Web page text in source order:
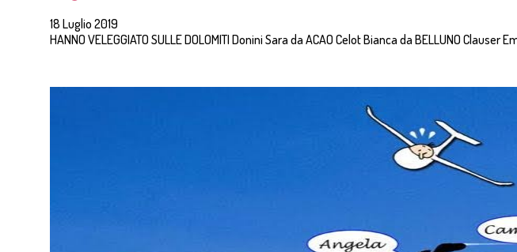
18 Luglio 2019
HANNO VELEGGIATO SULLE DOLOMITI Donini Sara da ACAO Celot Bianca da BELLUNO Clauser